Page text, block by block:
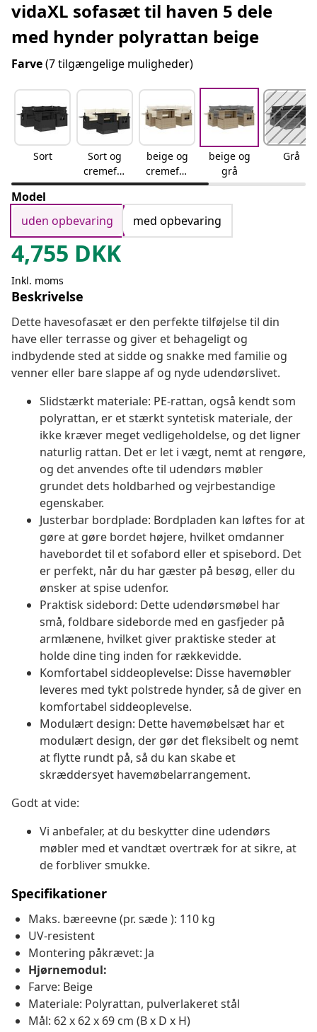
vidaXL sofasæt til haven 5 dele
med hynder polyrattan beige
Farve(7 tilgængelige muligheder)
Sort
Sort og
cremefar
vet
beige og
cremefar
vet
beige og
grå
Grå
Model
uden opbevaring
med opbevaring
4,755 DKK
Inkl. moms
Beskrivelse
Dette havesofasæt er den perfekte tilføjelse til din
have eller terrasse og giver et behageligt og
indbydende sted at sidde og snakke med familie og
venner eller bare slappe af og nyde udendørslivet.
Slidstærkt materiale: PE-rattan, også kendt som
polyrattan, er et stærkt syntetisk materiale, der
ikke kræver meget vedligeholdelse, og det ligner
naturlig rattan. Det er let i vægt, nemt at rengøre,
og det anvendes ofte til udendørs møbler
grundet dets holdbarhed og vejrbestandige
egenskaber.
Justerbar bordplade: Bordpladen kan løftes for at
gøre at gøre bordet højere, hvilket omdanner
havebordet til et sofabord eller et spisebord. Det
er perfekt, når du har gæster på besøg, eller du
ønsker at spise udenfor.
Praktisk sidebord: Dette udendørsmøbel har
små, foldbare sideborde med en gasfjeder på
armlænene, hvilket giver praktiske steder at
holde dine ting inden for rækkevidde.
Komfortabel siddeoplevelse: Disse havemøbler
leveres med tykt polstrede hynder, så de giver en
komfortabel siddeoplevelse.
Modulært design: Dette havemøbelsæt har et
modulært design, der gør det fleksibelt og nemt
at flytte rundt på, så du kan skabe et
skræddersyet havemøbelarrangement.
Godt at vide:
Vi anbefaler, at du beskytter dine udendørs
møbler med et vandtæt overtræk for at sikre, at
de forbliver smukke.
Specifikationer
Maks. bæreevne (pr. sæde ): 110 kg
UV-resistent
Montering påkrævet: Ja
Hjørnemodul:
Farve: Beige
Materiale: Polyrattan, pulverlakeret stål
Mål: 62 x 62 x 69 cm (B x D x H)